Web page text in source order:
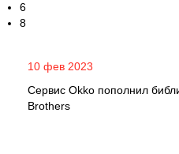
6
8
10 фев 2023
Сервис Okko пополнил
Brothers